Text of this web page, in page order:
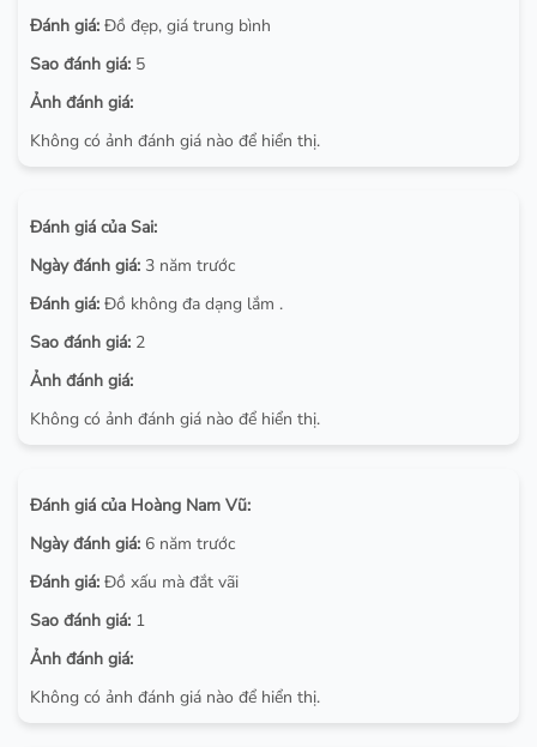
Đánh giá: Đồ đẹp, giá trung bình
Sao đánh giá: 5
Ảnh đánh giá:
Không có ảnh đánh giá nào để hiển thị.
Đánh giá của Sai:
Ngày đánh giá: 3 năm trước
Đánh giá: Đồ không đa dạng lắm .
Sao đánh giá: 2
Ảnh đánh giá:
Không có ảnh đánh giá nào để hiển thị.
Đánh giá của Hoàng Nam Vũ:
Ngày đánh giá: 6 năm trước
Đánh giá: Đồ xấu mà đắt vãi
Sao đánh giá: 1
Ảnh đánh giá:
Không có ảnh đánh giá nào để hiển thị.